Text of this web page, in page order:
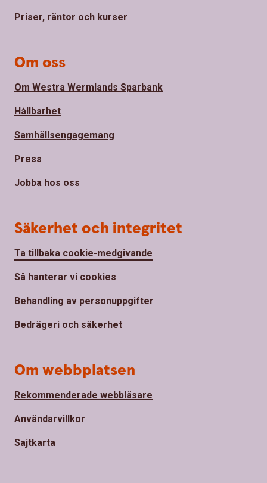
Priser, räntor och kurser
Om oss
Om Westra Wermlands Sparbank
Hållbarhet
Samhällsengagemang
Press
Jobba hos oss
Säkerhet och integritet
Ta tillbaka cookie-medgivande
Så hanterar vi cookies
Behandling av personuppgifter
Bedrägeri och säkerhet
Om webbplatsen
Rekommenderade webbläsare
Användarvillkor
Sajtkarta